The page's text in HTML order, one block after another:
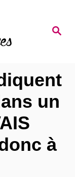
S
un
à